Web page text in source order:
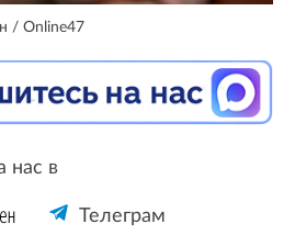
/ Online47
нас в
Телеграм